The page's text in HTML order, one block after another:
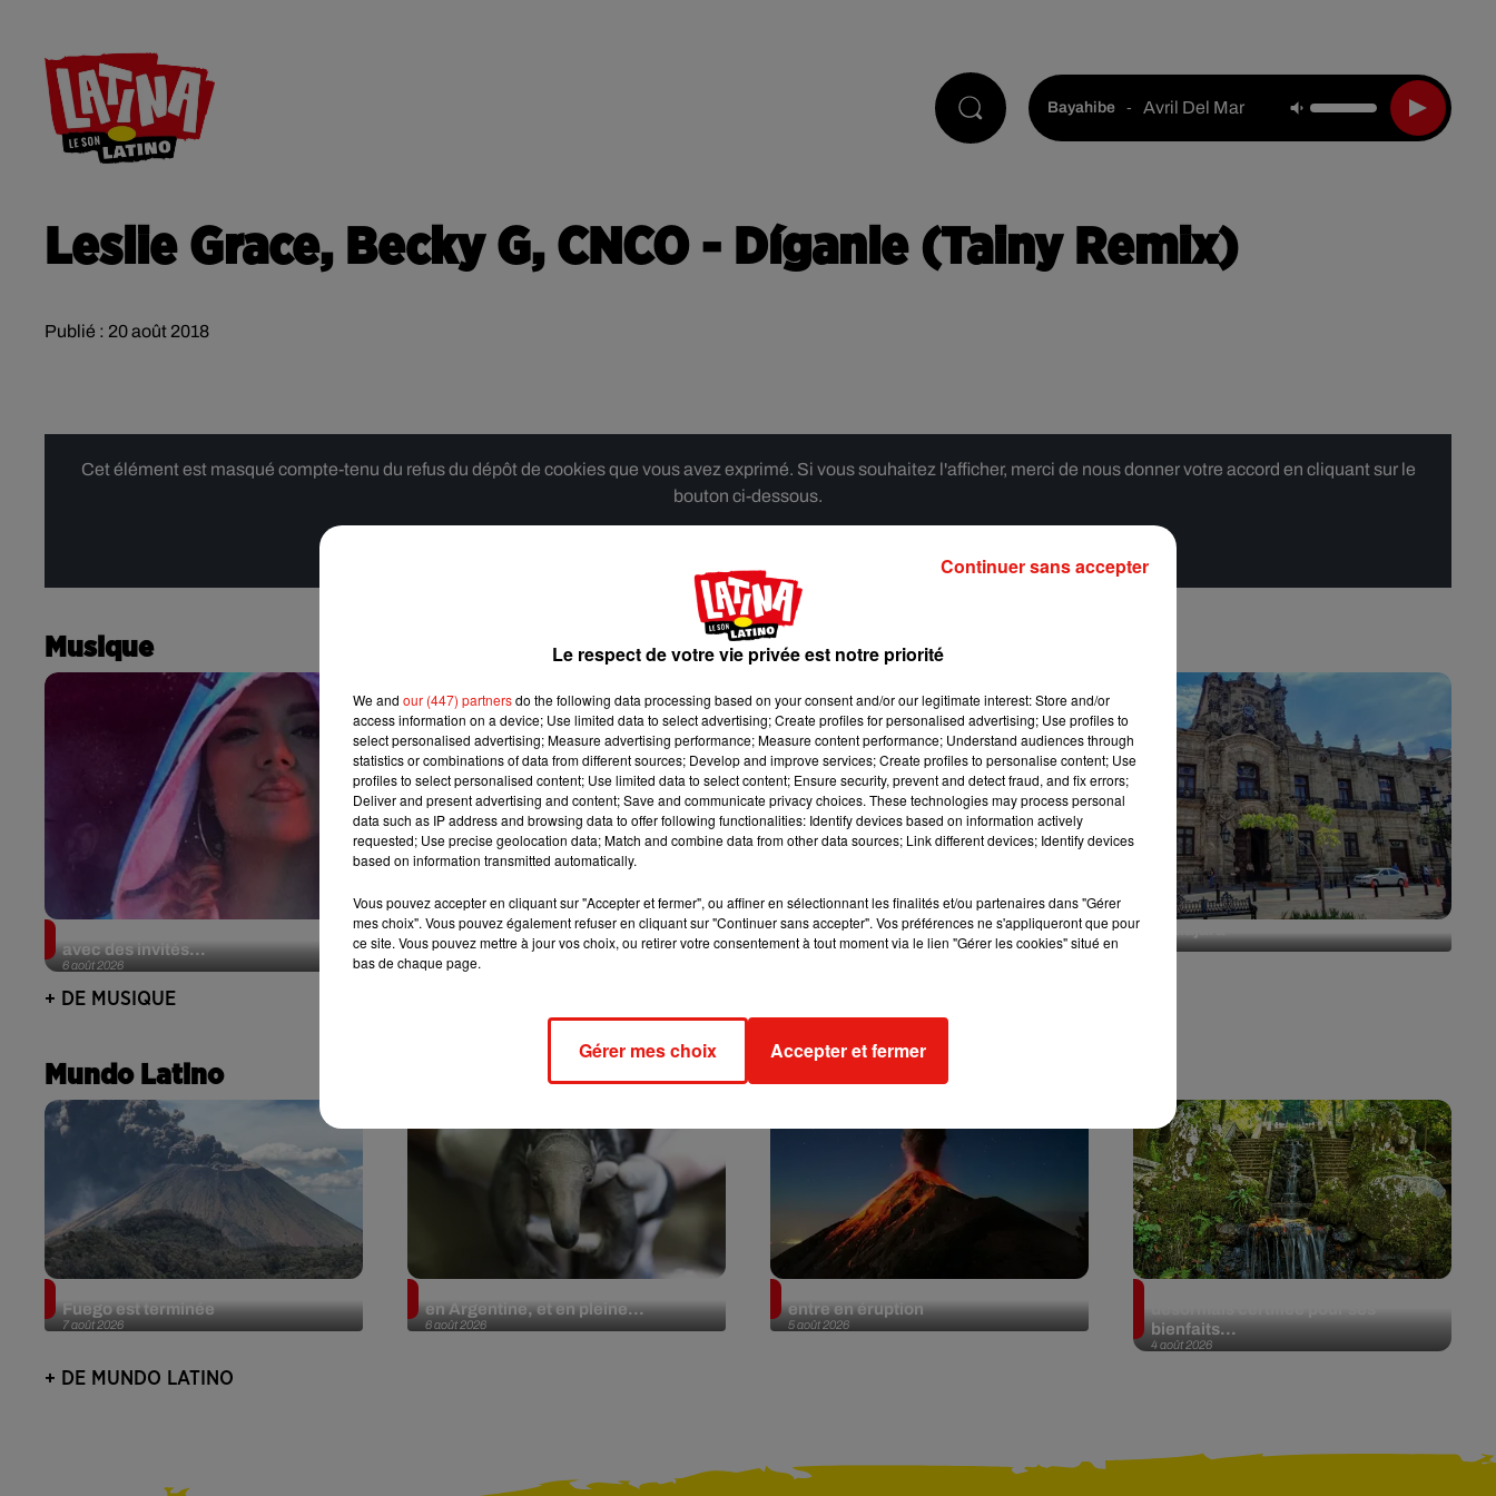
Bayahibe - Avril Del Mar
Leslie Grace, Becky G, CNCO - Díganle (Tainy Remix)
Publié : 20 août 2018
Cet élément est masqué compte-tenu du refus du dépôt de cookies que vous avez exprimé. Si vous souhaitez l'afficher, merci de nous donner votre accord en cliquant sur le
bouton ci-dessous.
Musique
6 août 2026
Karol G dévoile la tracklist de son nouvel album…
avec des invités...
Benny Blanco invite Selena Gomez et Becky G sur
son nouveau single
31 juillet 2026
Escapade à Guadalajara
+ DE MUSIQUE
Mundo Latino
7 août 2026
Fuego est terminée
6 août 2026
en Argentine, et en pleine...
5 août 2026
entre en éruption
4 août 2026
bienfaits...
+ DE MUNDO LATINO
Le respect de votre vie privée est notre priorité
We and our (447) partnersdo the following data processing based on your consent and/or our legitimate interest: Store and/or
access information on a device; Use limited data to select advertising; Create profiles for personalised advertising; Use profiles to
select personalised advertising; Measure advertising performance; Measure content performance; Understand audiences through
statistics or combinations of data from different sources; Develop and improve services; Create profiles to personalise content; Use
profiles to select personalised content; Use limited data to select content; Ensure security, prevent and detect fraud, and fix errors;
Deliver and present advertising and content; Save and communicate privacy choices. These technologies may process personal
data such as IP address and browsing data to offer following functionalities: Identify devices based on information actively
requested; Use precise geolocation data; Match and combine data from other data sources; Link different devices; Identify devices
based on information transmitted automatically.
Vous pouvez accepter en cliquant sur "Accepter et fermer", ou affiner en sélectionnant les finalités et/ou partenaires dans "Gérer
mes choix". Vous pouvez également refuser en cliquant sur "Continuer sans accepter". Vos préférences ne s'appliqueront que pour
ce site. Vous pouvez mettre à jour vos choix, ou retirer votre consentement à tout moment via le lien "Gérer les cookies" situé en
bas de chaque page.
Gérer mes choix Accepter et fermer
Continuer sans accepter